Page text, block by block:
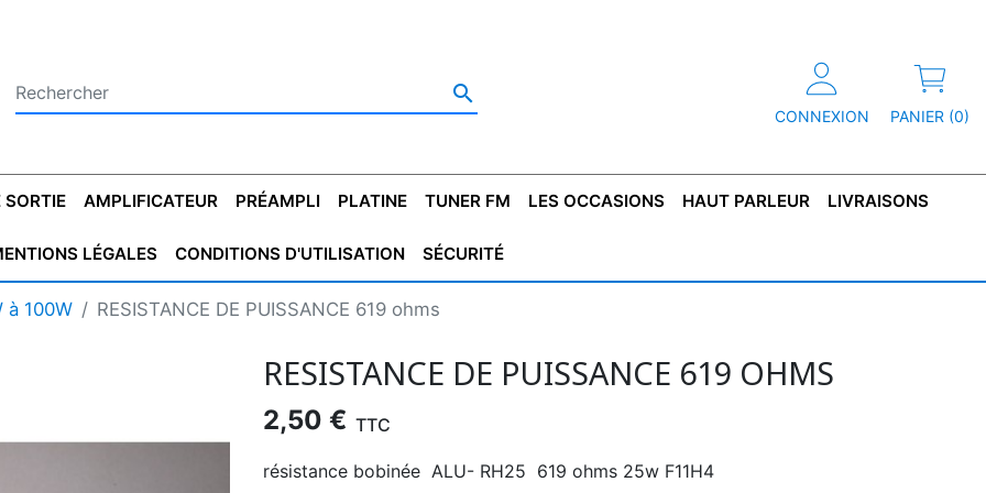

CONNEXION PANIER (0)
CONDENSATEUR
STYROFLEX
CONDENSATEUR
CONDENSATEUR
TRANSFO DE SORTIE
TRANSFO LINE
AMPLIFICATEUR PRÉAMPLI PLATINE TUNER FM LES OCCASIONS
PLATINES VINYLES MAGNÉTOPHONE TUNER
HAUT PARLEUR LIVRAISONS
LÉGALES CONDITIONS D'UTILISATION SÉCURITÉ
à 100W RESISTANCE DE PUISSANCE 619 ohms
RESISTANCE DE PUISSANCE 619 OHMS
2,50 € TTC
résistance bobinée ALU- RH25 619 ohms 25w F11H4